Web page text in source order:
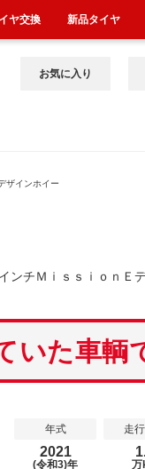
お気に入り
ザインホイー
チＭｉｓｓｉｏｎＥ
いた車輌
年式
2021
(令和3)年
走
万
ヤ交換 新品タイヤ